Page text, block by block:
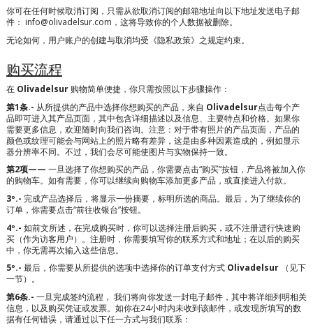
你可在任何时候取消订阅，只需从欲取消订阅的邮箱地址向以下地址发送电子邮
件： info@olivadelsur.com ，这将导致你的个人数据被删除。
无论如何，用户账户的创建与取消均受《隐私政策》之规定约束。
购买流程
在 Olivadelsur 购物简单便捷，你只需按照以下步骤操作：
第1条.- 从所提供的产品中选择你想购买的产品，来自 Olivadelsur点击每个产
品即可进入其产品页面，其中包含详细描述以及信息、主要特点和价格。如果你
需要更多信息，欢迎随时向我们咨询。注意：对于带有照片的产品页面，产品的
颜色或纹理可能会与网站上的照片略有差异，这是由多种因素造成的，例如显示
器分辨率不同。不过，我们会尽可能使图片与实物保持一致。
第2项—— 一旦选择了你想购买的产品，你需要点击“购买”按钮，产品将被加入你
的购物车。如有需要，你可以继续向购物车添加更多产品，或直接进入付款。
3º.- 完成产品选择后，将显示一份摘要，标明所选的商品。最后，为了继续你的
订单，你需要点击“前往收银台”按钮。
4º.- 如前文所述，在完成购买时，你可以选择注册后购买，或不注册进行快速购
买（作为访客用户）。注册时，你需要填写你的联系方式和地址；在以后的购买
中，你无需再次输入这些信息。
5º.- 最后，你需要从所提供的选项中选择你的订单支付方式 Olivadelsur （见下
一节）。
第6条.- 一旦完成签约流程， 我们将向你发送一封电子邮件，其中将详细列明相关
信息，以及购买凭证或发票。如你在24小时内未收到该邮件，或发现所填写的数
据有任何错误，请通过以下任一方式与我们联系：